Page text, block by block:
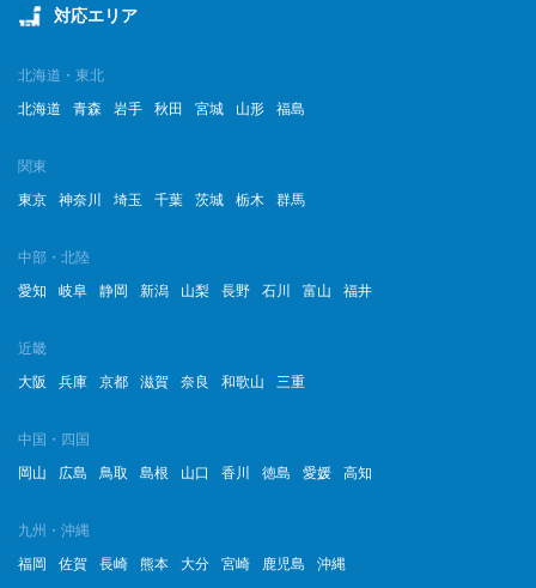
対応エリア
北海道・東北
北海道
青森 岩手 秋田 宮城 山形 福島
関東
東京
神奈川 埼玉 千葉 茨城 栃木 群馬
中部・北陸
愛知
岐阜 静岡 新潟 山梨 長野 石川 富山 福井
近畿
大阪
兵庫 京都 滋賀 奈良 和歌山 三重
中国・四国
岡山
広島 鳥取 島根 山口 香川 徳島 愛媛 高知
九州・沖縄
福岡
佐賀 長崎 熊本 大分 宮崎 鹿児島 沖縄